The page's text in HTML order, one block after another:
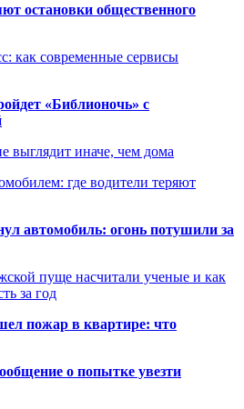
остановки общественного
как современные сервисы
«Библионочь» с
выглядит иначе, чем дома
где водители теряют
автомобиль: огонь потушили за
пуще насчитали ученые и как
за год
пожар в квартире: что
о попытке увезти